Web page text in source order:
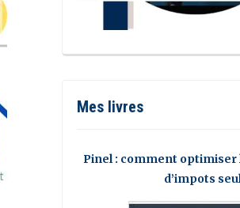
Mes livres
Pinel : comment optimiser
d’impots